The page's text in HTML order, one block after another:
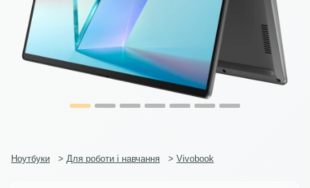
Ноутбуки > Для роботи і навчання > Vivobook